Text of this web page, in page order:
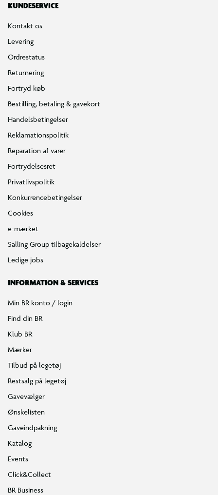
KUNDESERVICE
Kontakt os
Levering
Ordrestatus
Returnering
Fortryd køb
Bestilling, betaling & gavekort
Handelsbetingelser
Reklamationspolitik
Reparation af varer
Fortrydelsesret
Privatlivspolitik
Konkurrencebetingelser
Cookies
e-mærket
Salling Group tilbagekaldelser
Ledige jobs
INFORMATION & SERVICES
Min BR konto / login
Find din BR
Klub BR
Mærker
Tilbud på legetøj
Restsalg på legetøj
Gavevælger
Ønskelisten
Gaveindpakning
Katalog
Events
Click&Collect
BR Business